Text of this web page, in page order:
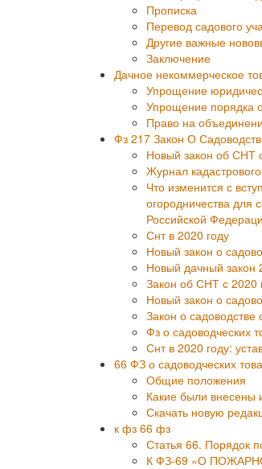
Прописка
Перевод садового
Другие важные
Заключение
Дачное некоммерческое
Упрощение
Упрощение порядка
Право на
Фз 217 Закон О
Новый закон об СНТ
Журнал
Что изменится с
огородничества для
Российской
Снт в 2020 году
Новый закон о
Новый дачный закон
Закон об СНТ с 2020
Новый закон о
Закон о садоводстве
Фз о садоводческих
Снт в 2020 году:
66 ФЗ о садоводческих
Общие положения
Какие были внесены
Скачать новую
к фз 66 фз
Статья 66. Порядок
К ФЗ-69 «О